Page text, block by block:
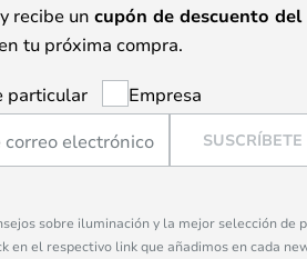
recibe un cupón de descuento del
tu próxima compra.
particular Empresa
SUSCRÍBETE
sobre iluminación y la mejor selección de
en el respectivo link que añadimos en cada